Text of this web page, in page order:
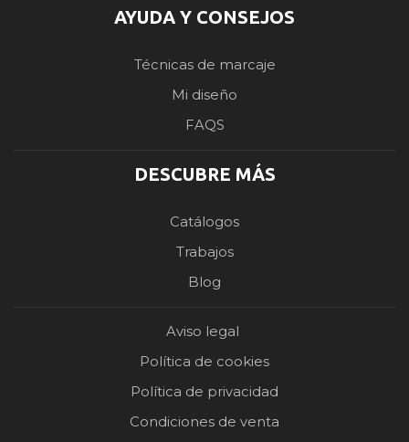
AYUDA Y CONSEJOS
Técnicas de marcaje
Mi diseño
FAQS
DESCUBRE MÁS
Catálogos
Trabajos
Blog
Aviso legal
Política de cookies
Política de privacidad
Condiciones de venta